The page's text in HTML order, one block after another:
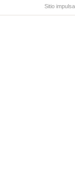
Sitio